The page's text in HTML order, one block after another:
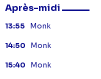
Après-midi
13:55 Monk
14:50 Monk
15:40 Monk